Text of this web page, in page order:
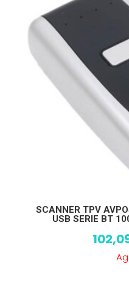
SCANNER TPV
USB SERIE BT